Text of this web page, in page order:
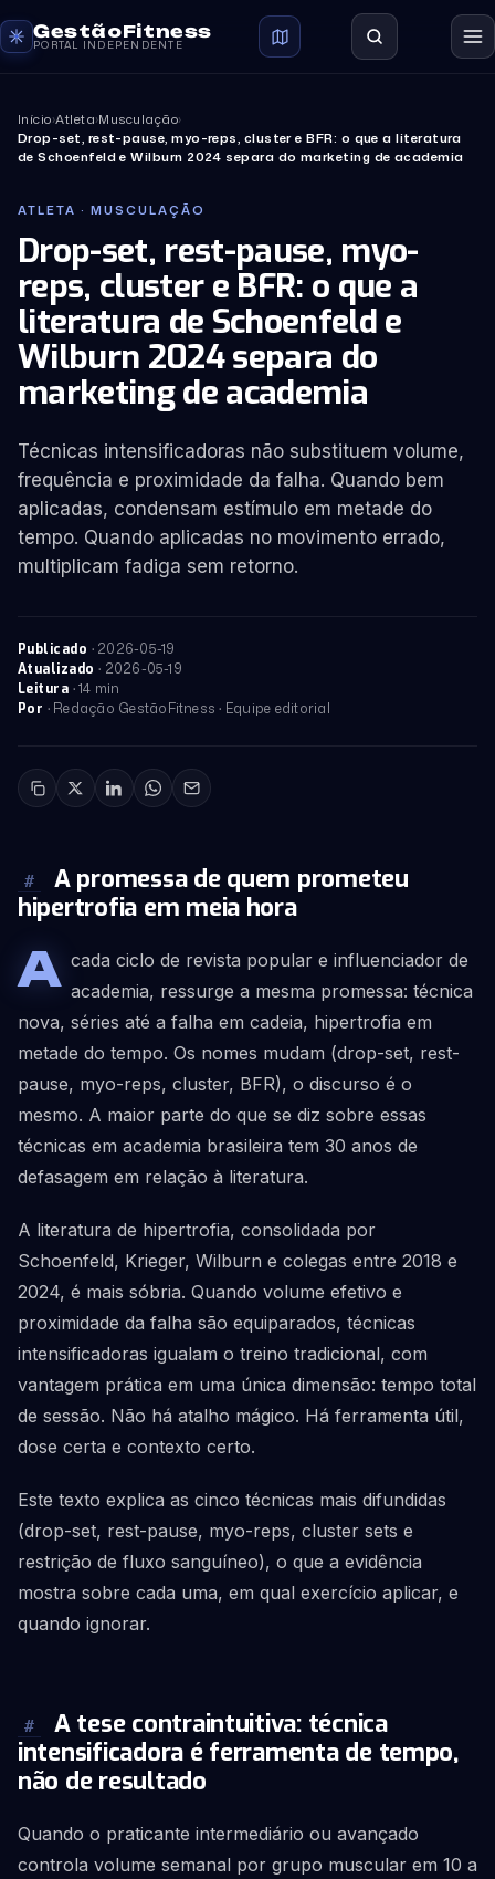
GestãoFitness
PORTAL INDEPENDENTE
Início›Atleta›Musculação›
Drop-set, rest-pause, myo-reps, cluster e BFR: o que a literatura
de Schoenfeld e Wilburn 2024 separa do marketing de academia
ATLETA · MUSCULAÇÃO
Drop-set, rest-pause, myo-
reps, cluster e BFR: o que a
literatura de Schoenfeld e
Wilburn 2024 separa do
marketing de academia
Técnicas intensificadoras não substituem volume,
frequência e proximidade da falha. Quando bem
aplicadas, condensam estímulo em metade do
tempo. Quando aplicadas no movimento errado,
multiplicam fadiga sem retorno.
Publicado · 2026-05-19
Atualizado · 2026-05-19
Leitura · 14 min
Por · Redação GestãoFitness · Equipe editorial
#
A promessa de quem prometeu
hipertrofia em meia hora
A cada ciclo de revista popular e influenciador de
academia, ressurge a mesma promessa: técnica
nova, séries até a falha em cadeia, hipertrofia em
metade do tempo. Os nomes mudam (drop-set, rest-
pause, myo-reps, cluster, BFR), o discurso é o
mesmo. A maior parte do que se diz sobre essas
técnicas em academia brasileira tem 30 anos de
defasagem em relação à literatura.
A literatura de hipertrofia, consolidada por
Schoenfeld, Krieger, Wilburn e colegas entre 2018 e
2024, é mais sóbria. Quando volume efetivo e
proximidade da falha são equiparados, técnicas
intensificadoras igualam o treino tradicional, com
vantagem prática em uma única dimensão: tempo total
de sessão. Não há atalho mágico. Há ferramenta útil,
dose certa e contexto certo.
Este texto explica as cinco técnicas mais difundidas
(drop-set, rest-pause, myo-reps, cluster sets e
restrição de fluxo sanguíneo), o que a evidência
mostra sobre cada uma, em qual exercício aplicar, e
quando ignorar.
#
A tese contraintuitiva: técnica
intensificadora é ferramenta de tempo,
não de resultado
Quando o praticante intermediário ou avançado
controla volume semanal por grupo muscular em 10 a